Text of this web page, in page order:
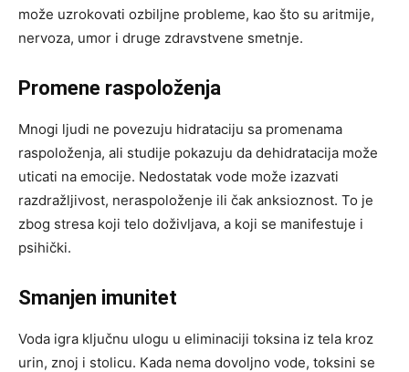
može uzrokovati ozbiljne probleme, kao što su aritmije,
nervoza, umor i druge zdravstvene smetnje.
Promene raspoloženja
Mnogi ljudi ne povezuju hidrataciju sa promenama
raspoloženja, ali studije pokazuju da dehidratacija može
uticati na emocije. Nedostatak vode može izazvati
razdražljivost, neraspoloženje ili čak anksioznost. To je
zbog stresa koji telo doživljava, a koji se manifestuje i
psihički.
Smanjen imunitet
Voda igra ključnu ulogu u eliminaciji toksina iz tela kroz
urin, znoj i stolicu. Kada nema dovoljno vode, toksini se